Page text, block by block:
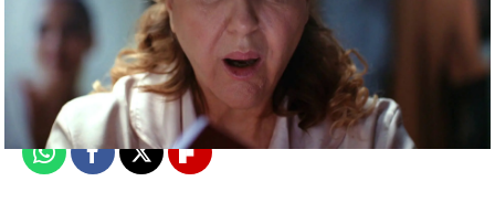
Nova
Publicado:25 de mayo de 2024, 23:01
WhatsappFacebook
X Flipboard